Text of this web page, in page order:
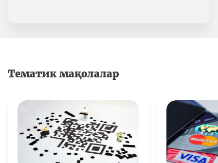
Тематик мақолалар